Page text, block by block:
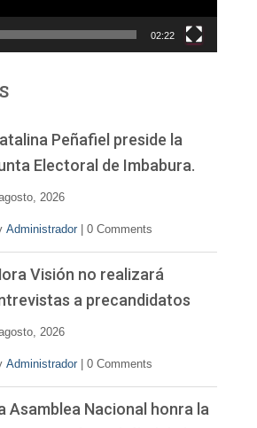
02:22
Peñafiel preside la
Electoral de Imbabura.
2026
Administrador 0 Comments
Visión no realizará
a precandidatos
2026
Administrador 0 Comments
Asamblea Nacional honra la